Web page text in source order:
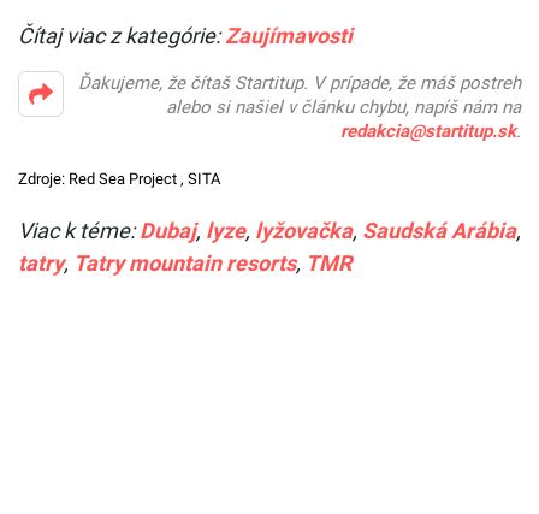
Čítaj viac z kategórie:Zaujímavosti
Ďakujeme, že čítaš Startitup. V prípade, že máš postreh
alebo si našiel v článku chybu, napíš nám na
redakcia@startitup.sk.
Zdroje: Red Sea Project , SITA
Viac k téme:Dubaj, lyze, lyžovačka, Saudská Arábia,
tatry, Tatry mountain resorts, TMR